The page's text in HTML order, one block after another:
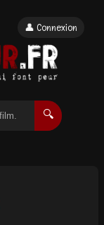
🔍
👤 Connexion